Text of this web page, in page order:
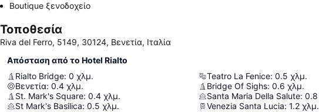
Boutique ξενοδοχείο
Τοποθεσία
Riva del Ferro, 5149, 30124, Βενετία, Ιταλία
Απόσταση από το Hotel Rialto
Rialto Bridge: 0 χλμ.
Βενετία: 0.4 χλμ.
St. Mark's Square: 0.4 χλμ.
St Mark's Basilica: 0.5 χλμ.
Teatro La Fenice: 0.5 χλμ.
Bridge Of Sighs: 0.6 χλμ.
Santa Maria Della Salute: 0.8
Venezia Santa Lucia: 1.2 χλμ.